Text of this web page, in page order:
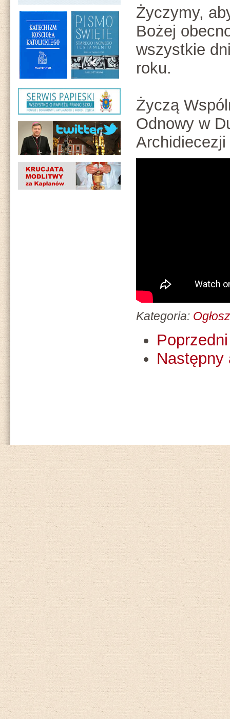
Życzymy,
Bożej
wszystkie
roku.
Życzą
Odnowy w
Archidiecezji
Kategoria:
Następny